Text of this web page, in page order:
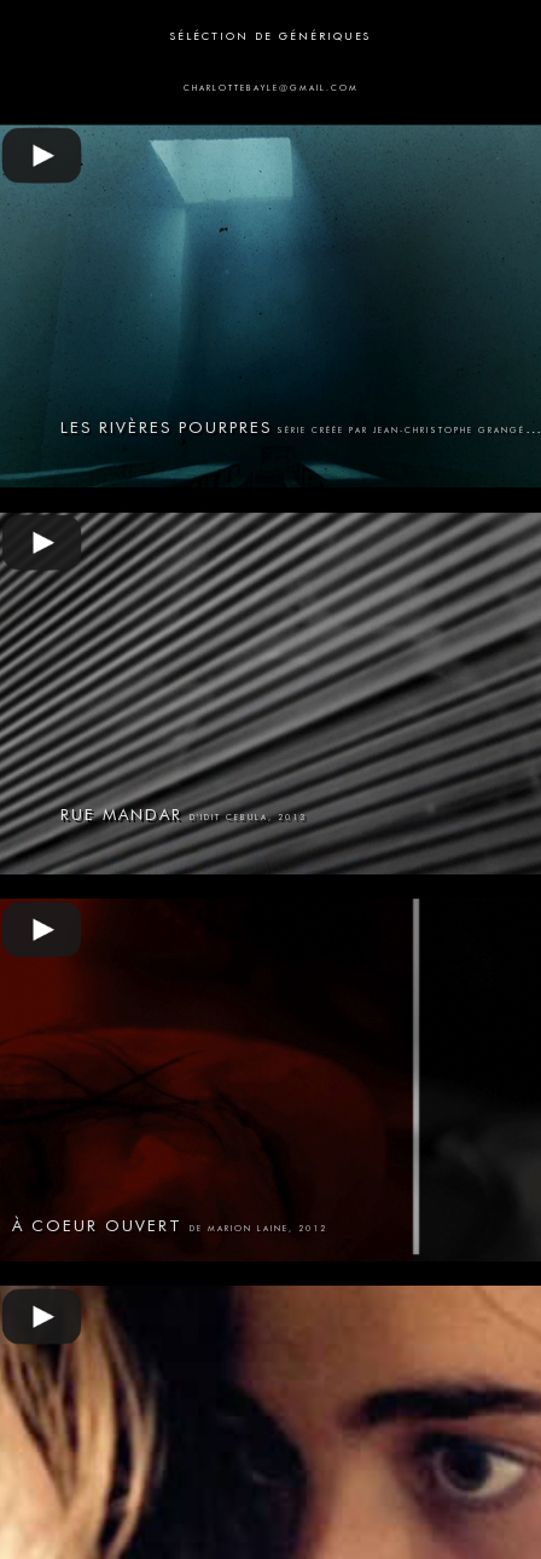
SÉLÉCTION DE GÉNÉRIQUES
CHARLOTTEBAYLE@GMAIL.COM
LES RIVÈRES POURPRES SÉRIE CRÉÉE PAR JEAN-CHRISTOPHE GRANGÉ, 2018
RUE MANDARD'IDIT CEBULA, 2013
À COEUR OUVERT DE MARION LAINE, 2012